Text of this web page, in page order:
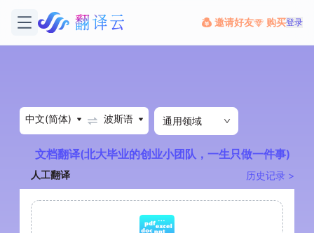
邀请好友 购买登录
中文(简体) 波斯语 通用领域
文档翻译(北大毕业的创业小团队，一生只做一件事)
人工翻译 历史记录 >